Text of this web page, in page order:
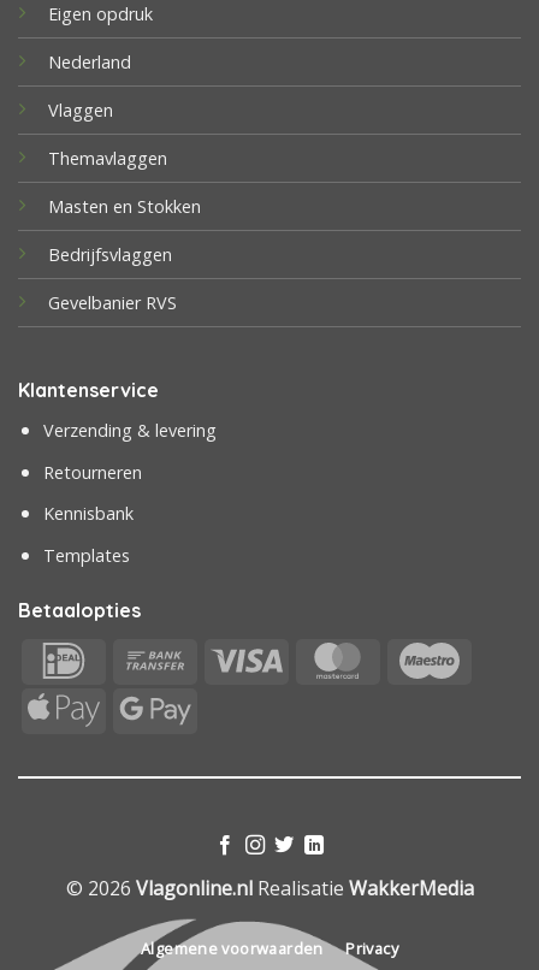
Eigen opdruk
Nederland
Vlaggen
Themavlaggen
Masten en Stokken
Bedrijfsvlaggen
Gevelbanier RVS
Klantenservice
Verzending & levering
Retourneren
Kennisbank
Templates
Betaalopties
IDeal
Bank
Visa MasterCard
Apple
Google
© 2026 Vlagonline.nlRealisatie WakkerMedia
Algemene voorwaarden Privacy